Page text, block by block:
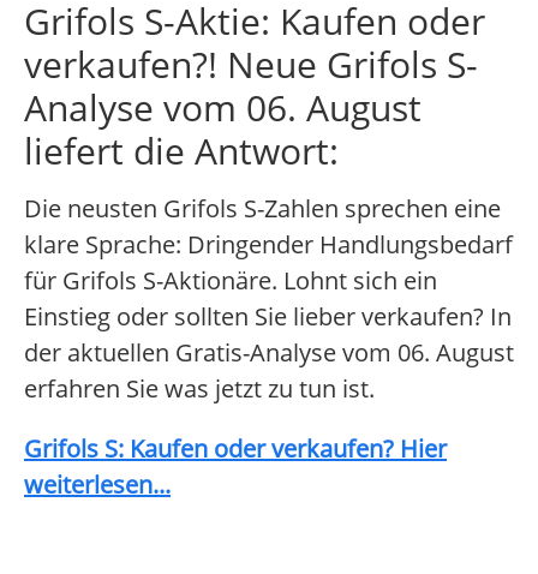
Grifols S-Aktie: Kaufen oder
verkaufen?! Neue Grifols S-
Analyse vom 06. August
liefert die Antwort:
Die neusten Grifols S-Zahlen sprechen eine
klare Sprache: Dringender Handlungsbedarf
für Grifols S-Aktionäre. Lohnt sich ein
Einstieg oder sollten Sie lieber verkaufen? In
der aktuellen Gratis-Analyse vom 06. August
erfahren Sie was jetzt zu tun ist.
Grifols S: Kaufen oder verkaufen? Hier
weiterlesen...